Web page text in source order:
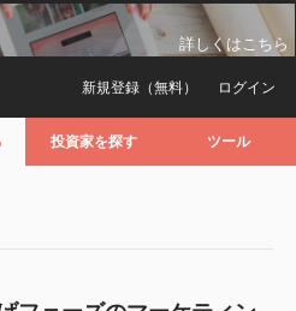
詳しくはこちら
ログイン
新規登録（無料）
投資家を探す ツール